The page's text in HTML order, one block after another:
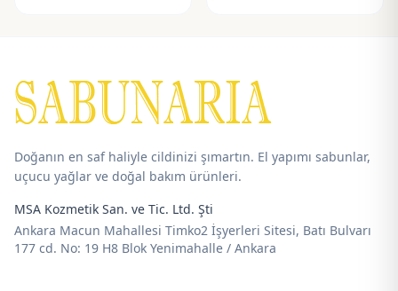
Doğanın en saf haliyle cildinizi şımartın. El yapımı sabunlar,
uçucu yağlar ve doğal bakım ürünleri.
MSA Kozmetik San. ve Tic. Ltd. Şti
Ankara Macun Mahallesi Timko2 İşyerleri Sitesi, Batı Bulvarı
177 cd. No: 19 H8 Blok Yenimahalle / Ankara